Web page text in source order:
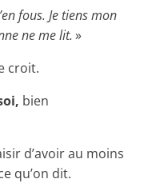
fous. Je tiens mon
ne me lit.»
croit.
bien
d’avoir au moins
qu’on dit.